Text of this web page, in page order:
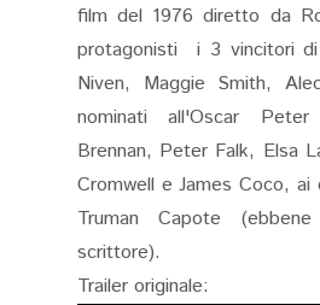
film del 1976 diretto da
protagonisti i 3 vincitori
Niven, Maggie Smith,
nominati all'Oscar
Brennan, Peter Falk, Elsa
Cromwell e James Coco, ai
Truman Capote
scrittore).
Trailer originale: